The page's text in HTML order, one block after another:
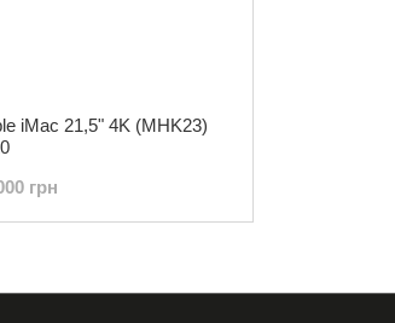
iMac 21,5" 4K (MHK23)
грн